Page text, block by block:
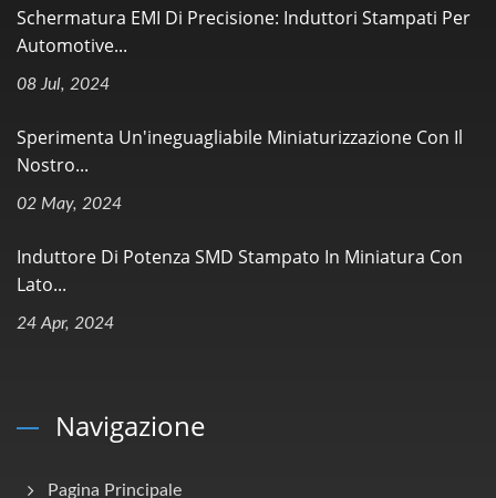
Schermatura EMI Di Precisione: Induttori Stampati Per
Automotive...
08 Jul, 2024
Sperimenta Un'ineguagliabile Miniaturizzazione Con Il
Nostro...
02 May, 2024
Induttore Di Potenza SMD Stampato In Miniatura Con
Lato...
24 Apr, 2024
Navigazione
Pagina Principale